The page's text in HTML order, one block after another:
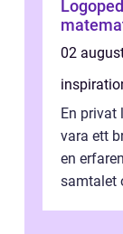
02
En privat
vara ett
en
samtalet